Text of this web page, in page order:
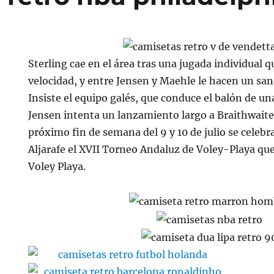
Sterling cae en el área tras una jugada individual
velocidad, y entre Jensen y Maehle le hacen un
Insiste el equipo galés, que conduce el balón de
Jensen intenta un lanzamiento largo a
próximo fin de semana del 9 y 10 de julio se
Aljarafe el XVII Torneo Andaluz de Voley-Playa
Voley Playa.